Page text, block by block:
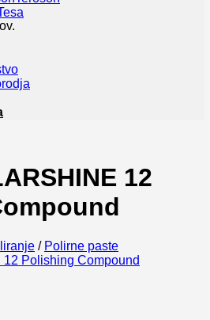
12
/ Polirne paste